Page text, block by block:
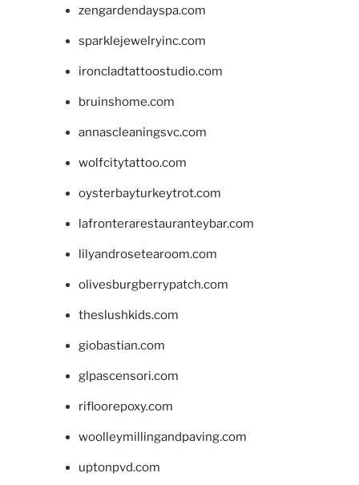
zengardendayspa.com
sparklejewelryinc.com
ironcladtattoostudio.com
bruinshome.com
annascleaningsvc.com
wolfcitytattoo.com
oysterbayturkeytrot.com
lafronterarestauranteybar.com
lilyandrosetearoom.com
olivesburgberrypatch.com
theslushkids.com
giobastian.com
glpascensori.com
rifloorepoxy.com
woolleymillingandpaving.com
uptonpvd.com